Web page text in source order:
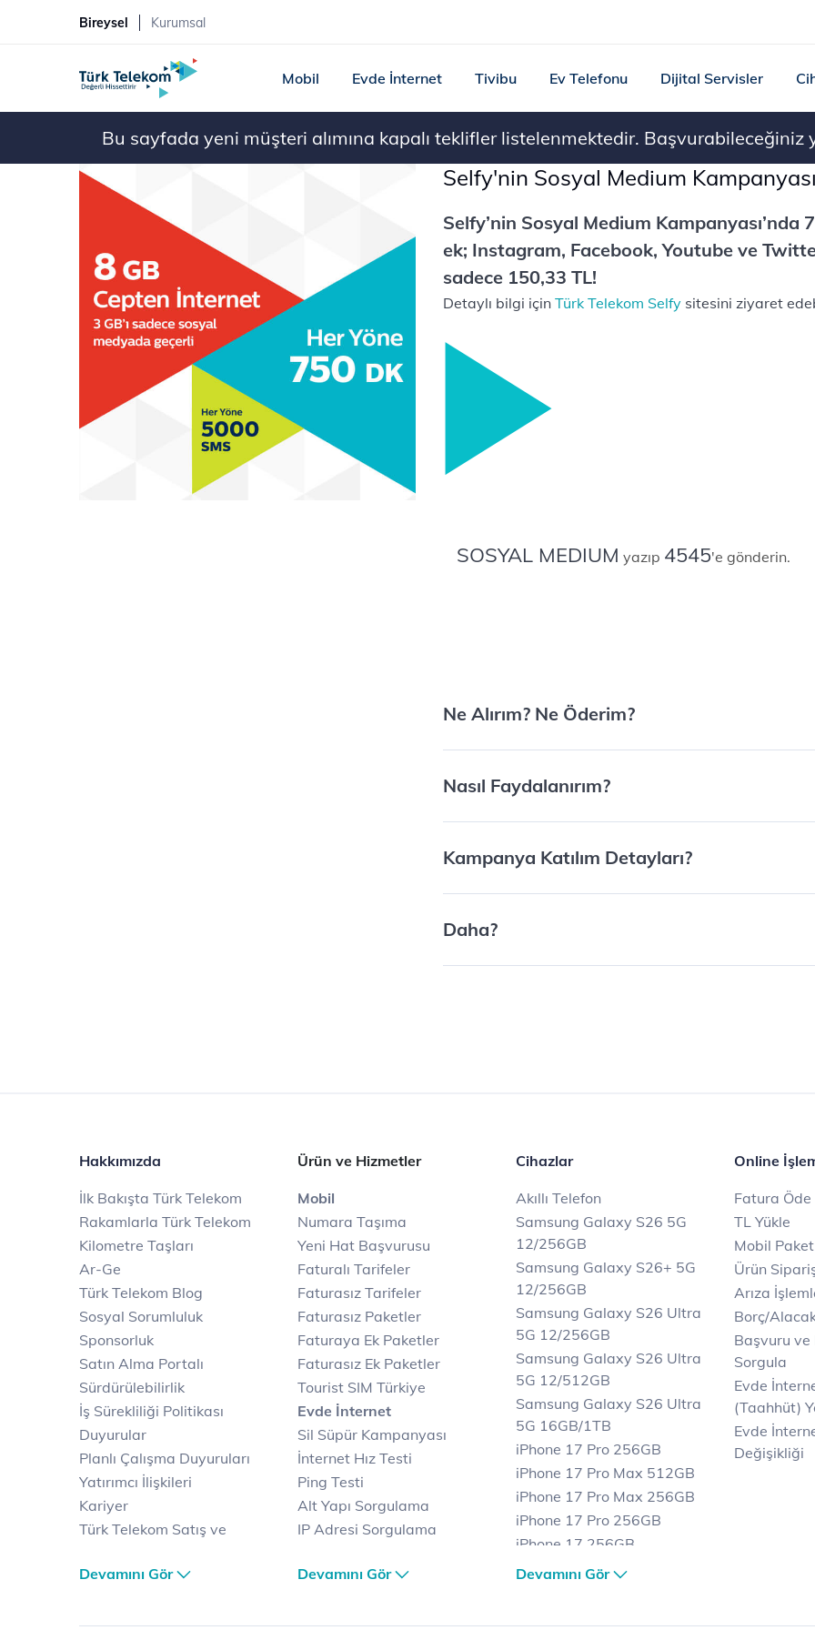
Bireysel Kurumsal
Mobil Evde İnternet Tivibu Ev Telefonu Dijital Servisler
Bu sayfada yeni müşteri alımına kapalı teklifler listelenmektedir.
Selfy'nin Sosyal Medium Kampanyası
Selfy’nin Sosyal Medium
ek; Instagram, Facebook, Youtube ve
sadece 150,33 TL!
Detaylı bilgi için Türk Telekom Selfy sitesini ziyaret
SOSYAL MEDIUM yazıp 4545'e gönderin.
Ne Alırım? Ne Öderim?​
Nasıl Faydalanırım?
Kampanya Katılım Detayları?
Daha?
Hakkımızda
İlk Bakışta Türk Telekom
Rakamlarla Türk Telekom
Kilometre Taşları
Ar-Ge
Türk Telekom Blog
Sosyal Sorumluluk
Sponsorluk
Satın Alma Portalı
Sürdürülebilirlik
İş Sürekliliği Politikası
Duyurular
Planlı Çalışma Duyuruları
Yatırımcı İlişkileri
Kariyer
Türk Telekom Satış ve
Türk Telekom Finansal
Türk Telekom Afet Tedbirleri
Devamını Gör
Ürün ve Hizmetler
Mobil
Numara Taşıma
Yeni Hat Başvurusu
Faturalı Tarifeler
Faturasız Tarifeler
Faturasız Paketler
Faturaya Ek Paketler
Faturasız Ek Paketler
Tourist SIM Türkiye
Evde İnternet
Sil Süpür Kampanyası
İnternet Hız Testi
Ping Testi
Alt Yapı Sorgulama
IP Adresi Sorgulama
Avantajlı İnternet
Fiber İnternet
Devamını Gör
Cihazlar
Akıllı Telefon
Samsung Galaxy S26 5G
12/256GB
Samsung Galaxy S26+ 5G
12/256GB
Samsung Galaxy S26 Ultra
5G 12/256GB
Samsung Galaxy S26 Ultra
5G 12/512GB
Samsung Galaxy S26 Ultra
5G 16GB/1TB
iPhone 17 Pro 256GB
iPhone 17 Pro Max 512GB
iPhone 17 Pro Max 256GB
iPhone 17 Pro 256GB
iPhone 17 256GB
iPhone 17 Air 256GB
Devamını Gör
Online
Fatura Öde
TL Yükle
Mobil
Ürün
Arıza
Borç/
Başvuru ve
Sorgula
Evde
(Taahhüt)
Evde
Değişikliği